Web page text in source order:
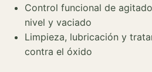
Control funcional de
nivel y vaciado
Limpieza, lubricación y
contra el óxido